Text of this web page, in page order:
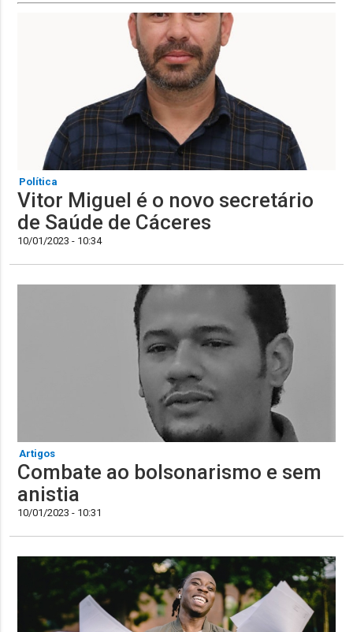
Política
Vitor Miguel é o novo secretário
de Saúde de Cáceres
10/01/2023 - 10:34
Artigos
Combate ao bolsonarismo e sem
anistia
10/01/2023 - 10:31